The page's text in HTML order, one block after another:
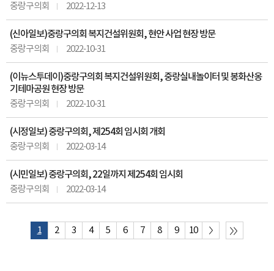
중랑구의회 2022-12-13
(신아일보)중랑구의회 복지건설위원회, 현안 사업 현장 방문
중랑구의회 2022-10-31
(이뉴스투데이)중랑구의회 복지건설위원회, 중랑실내놀이터 및 봉화산옹
기테마공원 현장 방문
중랑구의회 2022-10-31
(시정일보) 중랑구의회, 제254회 임시회 개회
중랑구의회 2022-03-14
(시민일보) 중랑구의회, 22일까지 제254회 임시회
중랑구의회 2022-03-14
1 2 3 4 5 6 7 8 9 10